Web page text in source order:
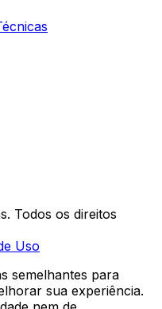
Todos os direitos
Uso
semelhantes para
sua experiência.